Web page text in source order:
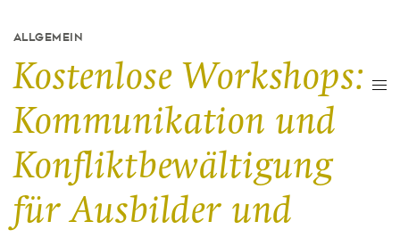
ALLGEMEIN
Kostenlose Workshops:
Kommunikation und
Konfliktbewältigung
für Ausbilder und